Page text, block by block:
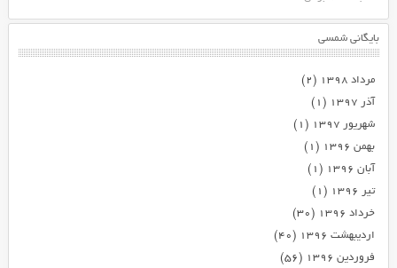
بایگانی شمسی
مرداد ۱۳۹۸
(۲)
آذر ۱۳۹۷
(۱)
شهریور ۱۳۹۷
(۱)
بهمن ۱۳۹۶
(۱)
آبان ۱۳۹۶
(۱)
تیر ۱۳۹۶
(۱)
خرداد ۱۳۹۶
(۳۰)
اردیبهشت ۱۳۹۶
(۴۰)
فروردین ۱۳۹۶
(۵۶)